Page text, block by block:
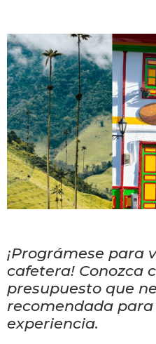
¡Prográmese para
cafetera! Conozca
presupuesto que
recomendada
experiencia.